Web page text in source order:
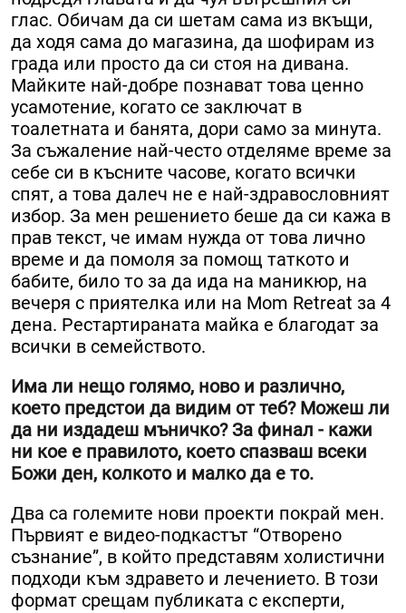
глас. Обичам да си шетам сама из вкъщи,
да ходя сама до магазина, да шофирам из
града или просто да си стоя на дивана.
Майките най-добре познават това ценно
усамотение, когато се заключат в
тоалетната и банята, дори само за минута.
За съжаление най-често отделяме време за
себе си в късните часове, когато всички
спят, а това далеч не е най-здравословният
избор. За мен решението беше да си кажа в
прав текст, че имам нужда от това лично
време и да помоля за помощ таткото и
бабите, било то за да ида на маникюр, на
вечеря с приятелка или на Mom Retreat за 4
дена. Рестартираната майка е благодат за
всички в семейството.
Има ли нещо голямо, ново и различно,
което предстои да видим от теб? Можеш ли
да ни издадеш мъничко? За финал - кажи
ни кое е правилото, което спазваш всеки
Божи ден, колкото и малко да е то.
Два са големите нови проекти покрай мен.
Първият е видео-подкастът “Отворено
съзнание”, в който представям холистични
подходи към здравето и лечението. В този
формат срещам публиката с експерти,